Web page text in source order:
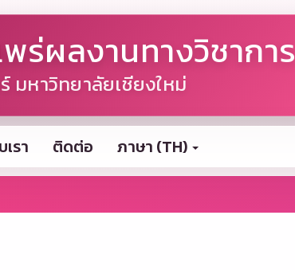
ร่ผลงานทางวิชาการ
มหาวิทยาลัยเชียงใหม่
รา ติดต่อ ภาษา (TH)